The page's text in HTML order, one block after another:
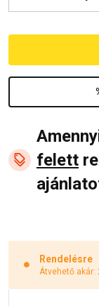
felett
Rendelésre
Átvehető akár: